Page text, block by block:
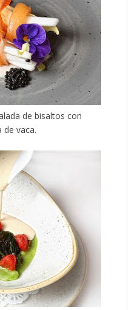
de bisaltos con
de vaca.